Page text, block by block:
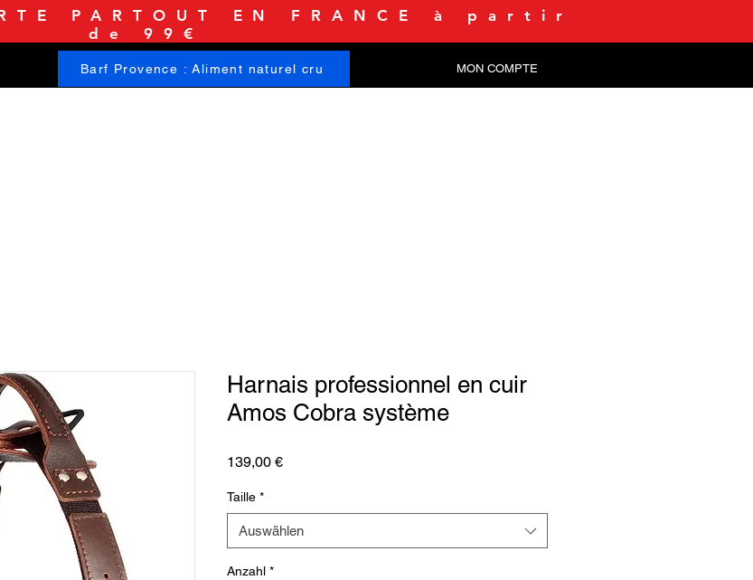
PARTOUT EN FRANCE à partir
de 99€
Barf Provence : Aliment naturel cru MON COMPTE
Harnais professionnel en cuir
Amos Cobra système
139,00 €Preis
Taille *
Auswählen
Anzahl *